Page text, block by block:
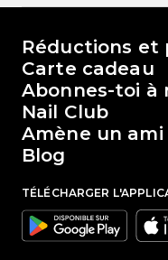
Le monde de
Réductions et
Carte cadeau
Abonnes-toi à
Nail Club
Amène un ami
Blog
TÉLÉCHARGER
Google